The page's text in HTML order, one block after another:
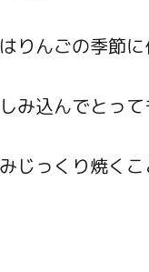
んごの季節に
み込んでとって
じっくり焼くこ